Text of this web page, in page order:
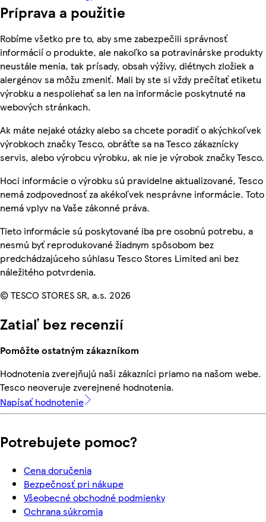
Príprava a použitie
Robíme všetko pre to, aby sme zabezpečili správnosť
informácií o produkte, ale nakoľko sa potravinárske produkty
neustále menia, tak prísady, obsah výživy, diétnych zložiek a
alergénov sa môžu zmeniť. Mali by ste si vždy prečítať etiketu
výrobku a nespoliehať sa len na informácie poskytnuté na
webových stránkach.
Ak máte nejaké otázky alebo sa chcete poradiť o akýchkoľvek
výrobkoch značky Tesco, obráťte sa na Tesco zákaznícky
servis, alebo výrobcu výrobku, ak nie je výrobok značky Tesco.
Hoci informácie o výrobku sú pravidelne aktualizované, Tesco
nemá zodpovednosť za akékoľvek nesprávne informácie. Toto
nemá vplyv na Vaše zákonné práva.
Tieto informácie sú poskytované iba pre osobnú potrebu, a
nesmú byť reprodukované žiadnym spôsobom bez
predchádzajúceho súhlasu Tesco Stores Limited ani bez
náležitého potvrdenia.
© TESCO STORES SR, a.s. 2026
Zatiaľ bez recenzií
Pomôžte ostatným zákazníkom
Hodnotenia zverejňujú naši zákazníci priamo na našom webe.
Tesco neoveruje zverejnené hodnotenia.
Napísať hodnotenie
Potrebujete pomoc?
Cena doručenia
Bezpečnosť pri nákupe
Všeobecné obchodné podmienky
Ochrana súkromia